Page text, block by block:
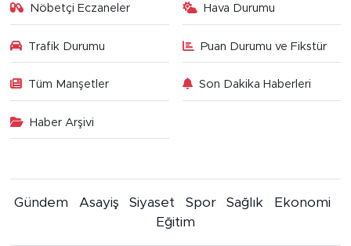
Nöbetçi Eczaneler Hava Durumu
Trafik Durumu Puan Durumu ve Fikstür
Tüm Manşetler Son Dakika Haberleri
Haber Arşivi
Gündem Asayiş Siyaset Spor Sağlık
Ekonomi
Eğitim